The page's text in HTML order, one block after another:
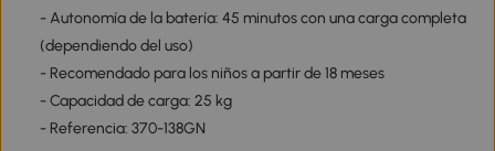
- Autonomía de la batería: 45 minutos con una carga completa
(dependiendo del uso)
- Recomendado para los niños a partir de 18 meses
- Capacidad de carga: 25 kg
- Referencia: 370-138GN